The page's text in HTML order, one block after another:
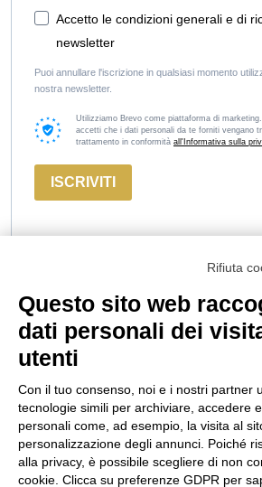
Accetto le condizioni generali e di
newsletter
Puoi annullare l'iscrizione in qualsiasi momento
nostra newsletter.
Utilizziamo Brevo come piattaforma di
accetti che i dati personali da te forniti vengano
trattamento in conformità all'Informativa sulla
ISCRIVITI
Marco
Felluga
Via Gorizia, 121
34072 Gradisca
d’Isonzo (GO)
T.+39 048199164
info@marcofelluga.it
Russiz
Superiore
34070 Capriva del
Friuli (GO)
Ufficio T.+39 335
708 0590
Relais T. +39 331
Rifiuta
Questo sito web
dati personali dei
utenti
Con il tuo consenso, noi e i nostri partner
tecnologie simili per archiviare, accedere
personali come, ad esempio, la visita al
personalizzazione degli annunci. Poiché
alla privacy, è possibile scegliere di non
cookie. Clicca su preferenze GDPR per